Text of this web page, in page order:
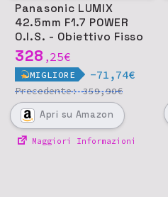
Panasonic LUMIX
42.5mm F1.7 POWER
O.I.S. - Obiettivo Fisso
Micro Quattro Terzi
328 ,25€
MIGLIORE -71,74€
Precedente:359,90€
Apri su Amazon
Maggiori Informazioni